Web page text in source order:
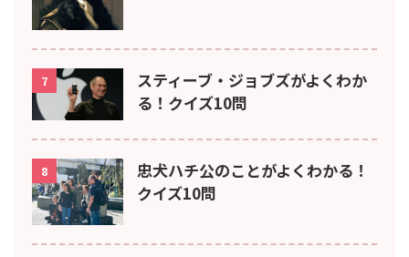
7
スティーブ・ジョブズがよくわか
る！クイズ10問
8
忠犬ハチ公のことがよくわかる！
クイズ10問